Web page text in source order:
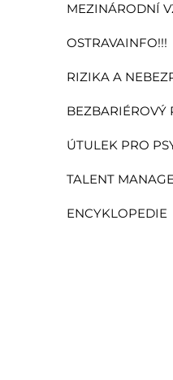
MEZINÁRODNÍ
OSTRAVAINFO!!!
RIZIKA A
BEZBARIÉROVÝ
ÚTULEK PRO
TALENT
ENCYKLOPEDIE